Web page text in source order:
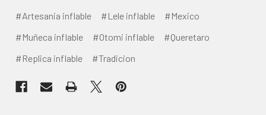
#Artesania inflable #Lele inflable
#Mexico
#Muñeca inflable
#Otomi inflable
#Queretaro
#Replica inflable
#Tradicion